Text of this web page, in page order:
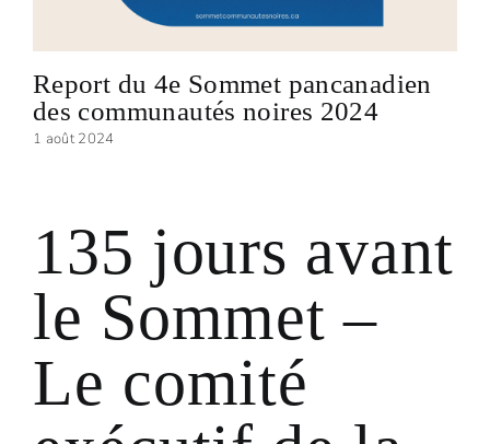
Report du 4e Sommet pancanadien
des communautés noires 2024
1 août 2024
135 jours avant
le Sommet –
Le comité